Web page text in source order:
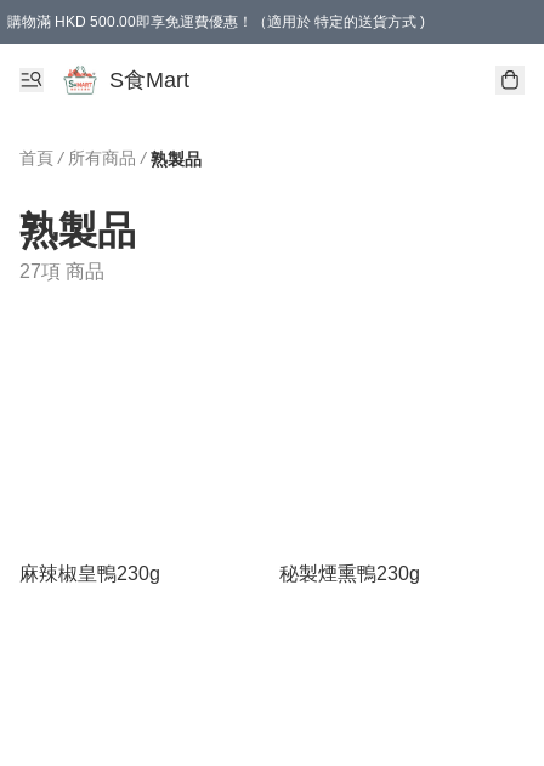
購物滿 HKD 500.00即享免運費優惠！（適用於 特定的送貨方式 )
S食Mart
首頁 / 所有商品 / 熟製品
熟製品
27項 商品
麻辣椒皇鴨230g 秘製煙熏鴨230g